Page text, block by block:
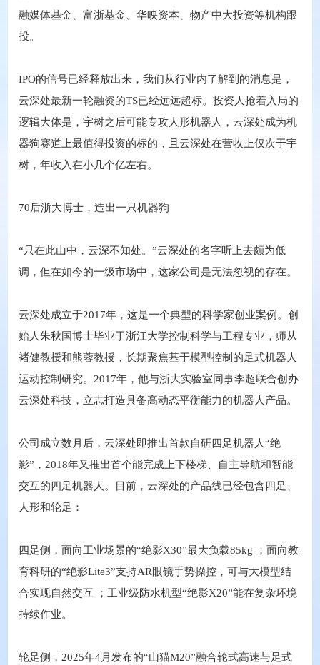
融媒体基金、富浙基金、华映资本、物产中大投资等机构跟
投。
IPO的信号已经释放出来，我们从行业内了解到的消息是，
云深处最新一轮融资的TS已经远远超标。投资人抢着入局的
逻辑大体是，宇树之后可能专攻人形机器人，云深处成为机
器狗赛道上最值得投资的标的，且云深处在营收上仅次于宇
树，年收入在小几个亿左右。
70后浙大博士，造出一只机器狗
“只在此山中，云深不知处。”云深处的名字听上去颇为低
调，但在如今的一级市场中，这家公司是无法忽视的存在。
云深处成立于2017年，这是一个典型的科学家创业案例。创
始人朱秋国博士毕业于浙江大学控制科学与工程专业，师从
褚健教授和熊蓉教授，长期聚焦基于模型控制的足式机器人
运动控制研究。2017年，他与浙大实验室同事李超联合创办
云深处科技，立志打造具备高动态平衡能力的机器人产品。
公司成立数月后，云深处即推出首款自研四足机器人“绝
影”，2018年又推出首个能完成上下楼梯、自主导航和智能
交互的四足机器人。目前，云深处的产品线已经包含四足、
人形和轮足：
四足侧，面向工业场景的“绝影X30”最大负载85kg ；面向教
育科研的“绝影Lite3”支持AR眼镜手势操控，可与大模型结
合实现自然交互 ；工业级防水机型“绝影X20”能在复杂环境
持续作业。
轮足侧，2025年4月发布的“山猫M20”融合轮式高速与足式